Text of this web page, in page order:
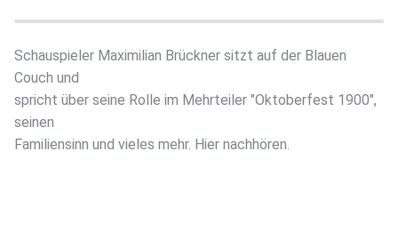
Schauspieler Maximilian Brückner sitzt auf der Blauen
Couch und
spricht über seine Rolle im Mehrteiler "Oktoberfest 1900",
seinen
Familiensinn und vieles mehr. Hier nachhören.